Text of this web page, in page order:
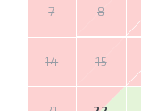
7 8
14 15